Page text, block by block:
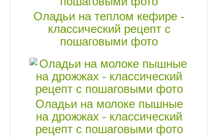
Оладьи на теплом кефире -
классический рецепт с
пошаговыми фото
Оладьи на молоке пышные
на дрожжах - классический
рецепт с пошаговыми фото